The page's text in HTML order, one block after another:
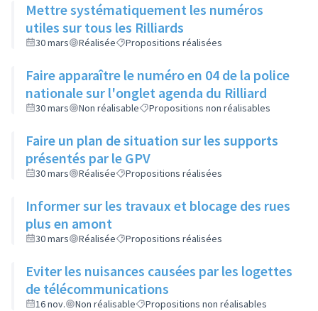
Mettre systématiquement les numéros
utiles sur tous les Rilliards
30 mars Réalisée Propositions réalisées
Faire apparaître le numéro en 04 de la police
nationale sur l'onglet agenda du Rilliard
30 mars Non réalisable Propositions non réalisables
Faire un plan de situation sur les supports
présentés par le GPV
30 mars Réalisée Propositions réalisées
Informer sur les travaux et blocage des rues
plus en amont
30 mars Réalisée Propositions réalisées
Eviter les nuisances causées par les logettes
de télécommunications
16 nov. Non réalisable Propositions non réalisables